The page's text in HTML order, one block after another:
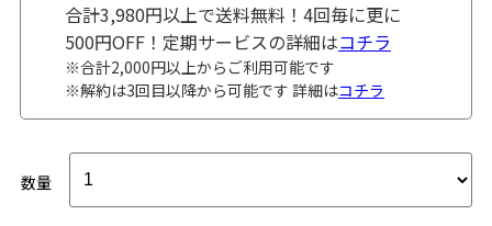
合計3,980円以上で送料無料！4回毎に更に
500円OFF！定期サービスの詳細はコチラ
※合計2,000円以上からご利用可能です
※解約は3回目以降から可能です 詳細はコチラ
数量